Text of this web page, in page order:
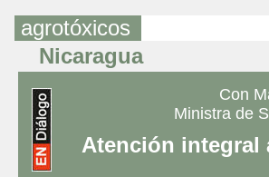
agrotóxicos
Nicaragua
Con
Ministra de
Atención integral